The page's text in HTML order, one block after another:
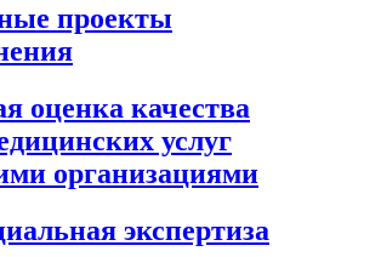
проекты
оценка качества
услуг
организациями
экспертиза